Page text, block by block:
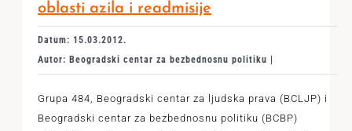
oblasti azila i readmisije
Datum: 15.03.2012.
Autor: Beogradski centar za bezbednosnu politiku |
Grupa 484, Beogradski centar za ljudska prava (BCLJP) i
Beogradski centar za bezbednosnu politiku (BCBP)